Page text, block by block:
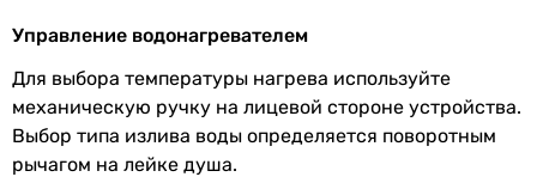
защиты
Максимальная
температура
55 °C
Управление водонагревателем
Для выбора температуры нагрева используйте
механическую ручку на лицевой стороне устройства.
Выбор типа излива воды определяется поворотным
рычагом на лейке душа.